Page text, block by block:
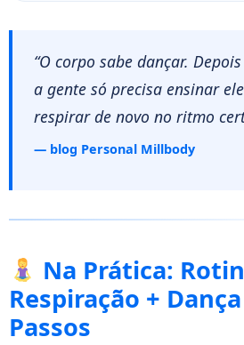
“O corpo sabe dançar.
a gente só precisa ensinar
respirar de novo no ritmo
— blog Personal Millbody
Na Prática:
Respiração +
Passos